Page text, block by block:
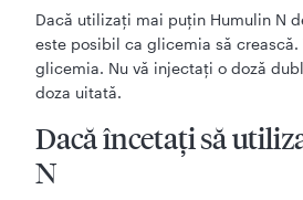
Dacă utilizaţi mai puţin Humulin N
este posibil ca glicemia să crească.
glicemia. Nu vă injectați o doză
doza uitată.
Dacă încetaţi să
N